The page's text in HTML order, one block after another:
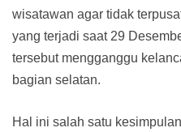
wisatawan agar tidak
yang terjadi saat 29
tersebut mengganggu
bagian selatan.
Hal ini salah satu